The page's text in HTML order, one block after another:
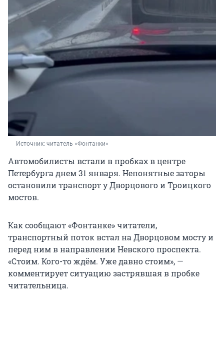
Источник: читатель «Фонтанки»
Автомобилисты встали в пробках в центре
Петербурга днем 31 января. Непонятные заторы
остановили транспорт у Дворцового и Троицкого
мостов.
Как сообщают «Фонтанке» читатели,
транспортный поток встал на Дворцовом мосту и
перед ним в направлении Невского проспекта.
«Стоим. Кого-то ждём. Уже давно стоим», —
комментирует ситуацию застрявшая в пробке
читательница.